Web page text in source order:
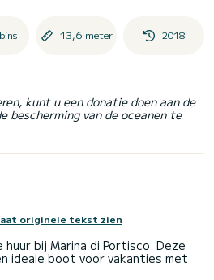
13,6 meter 2018
kunt u een donatie doen aan de
bescherming van de oceanen te
originele tekst zien
bij Marina di Portisco. Deze
ideale boot voor vakanties met